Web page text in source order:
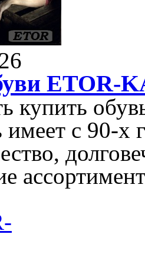
ETOR-
купить
имеет с 90-х